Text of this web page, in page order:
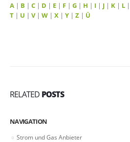
A | B | C | D | E | F | G | H | I | J | K | L |
T | U | V| W | X | Y | Z | Ü
RELATED POSTS
NAVIGATION
Strom und Gas Anbieter